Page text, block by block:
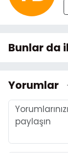
Bunlar da
Yorumlar